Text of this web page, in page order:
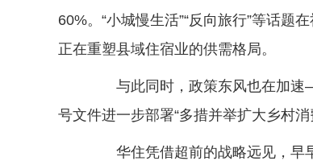
60%。“小城慢生活”“反向旅行”等话题
正在重塑县域住宿业的供需格局。
与此同时，政策东风也在加速
号文件进一步部署“多措并举扩大乡村
华住凭借超前的战略远见，早早